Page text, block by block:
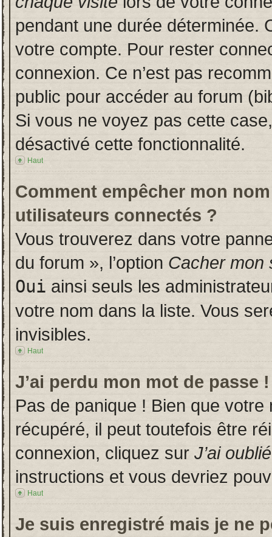
pendant une durée déterminée.
votre compte. Pour rester
connexion. Ce n’est pas
public pour accéder au forum
Si vous ne voyez pas cette
désactivé cette fonctionnalité.
Haut
Comment empêcher mon
utilisateurs connectés ?
Vous trouverez dans votre
du forum », l’option Cacher mon
Oui ainsi seuls les
votre nom dans la liste. Vous
invisibles.
Haut
J’ai perdu mon mot de passe !
Pas de panique ! Bien que
récupéré, il peut toutefois être
connexion, cliquez sur J’ai
instructions et vous devriez
Haut
Je suis enregistré mais je ne